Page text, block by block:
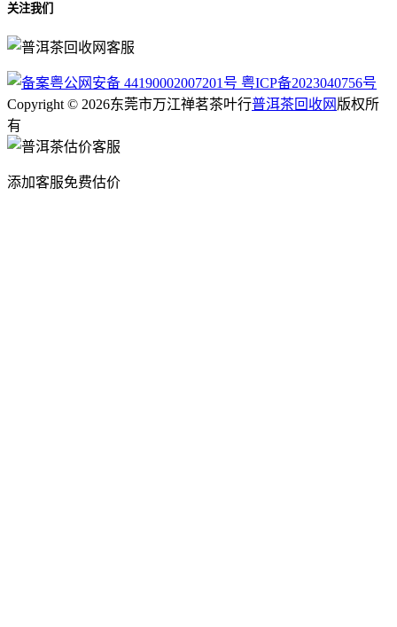
关注我们
粤公网安备 44190002007201号 粤ICP备2023040756号
Copyright © 2026东莞市万江禅茗茶叶行普洱茶回收网 版权所
有
添加客服免费估价